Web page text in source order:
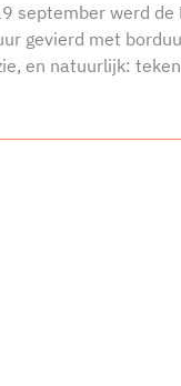
september werd de
gevierd met
en natuurlijk: